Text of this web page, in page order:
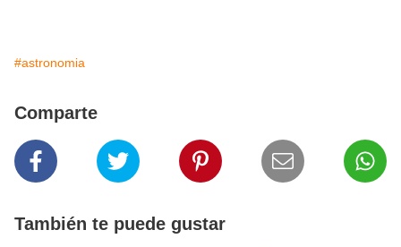
#astronomia
Comparte
También te puede gustar